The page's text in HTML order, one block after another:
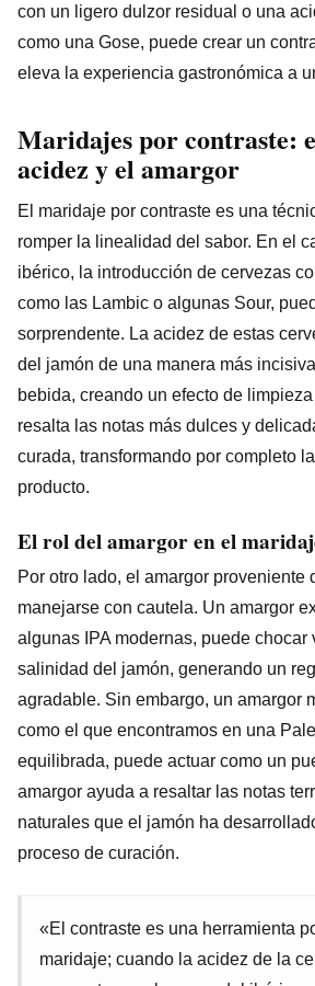
con un ligero dulzor residual o una
como una Gose, puede crear un
eleva la experiencia gastronómica a
Maridajes por contraste:
acidez y el amargor
El maridaje por contraste es una
romper la linealidad del sabor. En el
ibérico, la introducción de cervezas
como las Lambic o algunas Sour,
sorprendente. La acidez de estas
del jamón de una manera más
bebida, creando un efecto de
resalta las notas más dulces y
curada, transformando por completo
producto.
El rol del amargor en el
Por otro lado, el amargor proveniente
manejarse con cautela. Un amargor
algunas IPA modernas, puede chocar
salinidad del jamón, generando un
agradable. Sin embargo, un amargor
como el que encontramos en una
equilibrada, puede actuar como un
amargor ayuda a resaltar las notas
naturales que el jamón ha
proceso de curación.
«El contraste es una herramienta
maridaje; cuando la acidez de la